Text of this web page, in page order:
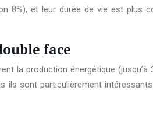
8%), et leur durée de vie est plus
face
la production énergétique
ils sont particulièrement